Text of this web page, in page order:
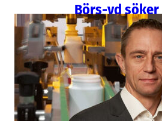
Börs-vd
Teknik/
Nolato
Christer
Nolatos koncernchef
lämnar bolaget efter
operativ roll på annat
rekryteras internt.